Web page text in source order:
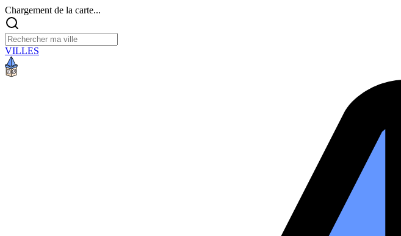
Chargement de la carte...
VILLES